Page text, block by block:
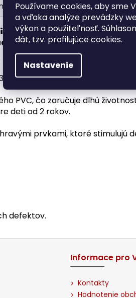
Používame cookies, aby sme
a vďaka analýze prevádzky
výkon a použiteľnosť.
dát, tzv. profilujúce cookies.
Nastavenie
Polar Palsod Bestway,
počas horúcich letných
cm, čo poskytuje dostatok
PVC, čo zaručuje dlhú
deti od 2 rokov.
prvkami, ktoré stimulujú
defektov.
Informace pro
Kontakty
Hodnotenie